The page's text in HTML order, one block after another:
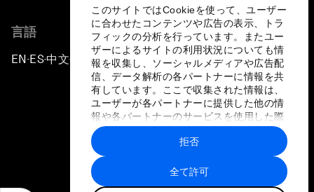
このサイトではCookieを使って、ユーザー
に合わせたコンテンツや広告の表示、トラ
フィックの分析を行っています。またユー
ザーによるサイトの利用状況についても情
報を収集し、ソーシャルメディアや広告配
信、データ解析の各パートナーに情報を共
有しています。ここで収集された情報は、
ユーザーが各パートナーに提供した他の情
報や各パートナーのサービスを使用した際
に収集された情報と組み合わされ、各パー
トナーによって使用されることがありま
す。
全て許可
拒否
言語
EN ▪ES▪中文▪ 日本語
プライバシーポリシーと利用規約
サイトマップ